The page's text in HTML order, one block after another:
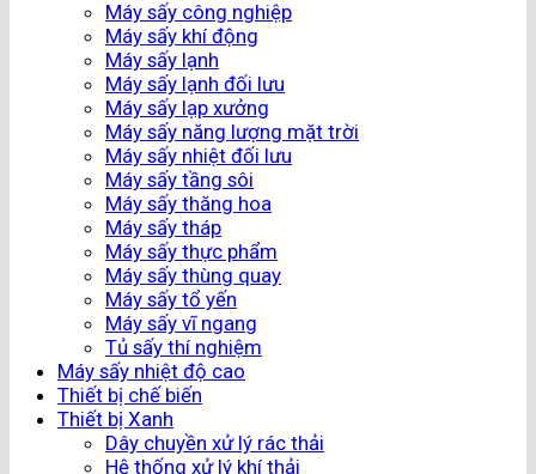
Máy sấy công nghiệp
Máy sấy khí động
Máy sấy lạnh
Máy sấy lạnh đối lưu
Máy sấy lạp xưởng
Máy sấy năng lượng mặt trời
Máy sấy nhiệt đối lưu
Máy sấy tầng sôi
Máy sấy thăng hoa
Máy sấy tháp
Máy sấy thực phẩm
Máy sấy thùng quay
Máy sấy tổ yến
Máy sấy vĩ ngang
Tủ sấy thí nghiệm
Máy sấy nhiệt độ cao
Thiết bị chế biến
Thiết bị Xanh
Dây chuyền xử lý rác thải
Hệ thống xử lý khí thải